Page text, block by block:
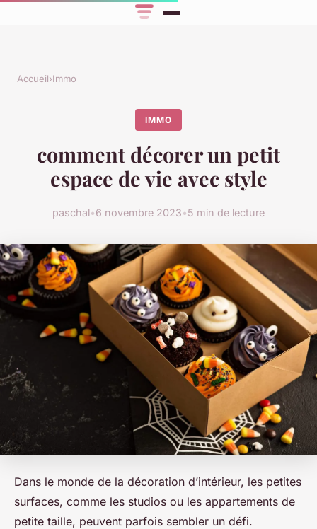
Accueil›Immo
IMMO
comment décorer un petit
espace de vie avec style
paschal•6 novembre 2023•5 min de lecture
Dans le monde de la décoration d’intérieur, les petites
surfaces, comme les studios ou les appartements de
petite taille, peuvent parfois sembler un défi.